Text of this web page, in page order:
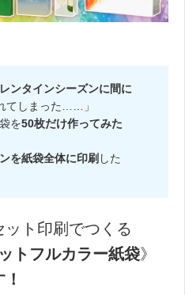
ンタインシーズンに間に
てしまった……」
を50枚だけ作ってみた
を紙袋全体に印刷 した
ト印刷でつくる
トフルカラー紙袋》